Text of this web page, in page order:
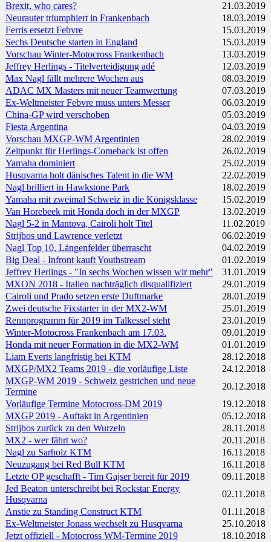
Brexit, who cares?
21.03.2019
Neurauter triumphiert in Frankenbach
18.03.2019
Ferris ersetzt Febvre
15.03.2019
Sechs Deutsche starten in England
15.03.2019
Vorschau Winter-Motocross Frankenbach
13.03.2019
Jeffrey Herlings - Titelverteidigung adé
12.03.2019
Max Nagl fällt mehrere Wochen aus
08.03.2019
ADAC MX Masters mit neuer Teamwertung
07.03.2019
Ex-Weltmeister Febvre muss unters Messer
06.03.2019
China-GP wird verschoben
05.03.2019
Fiesta Argentina
04.03.2019
Vorschau MXGP-WM Argentinien
28.02.2019
Zeitpunkt für Herlings-Comeback ist offen
26.02.2019
Yamaha dominiert
25.02.2019
Husqvarna holt dänisches Talent in die WM
22.02.2019
Nagl brilliert in Hawkstone Park
18.02.2019
Yamaha mit zweimal Schweiz in die Königsklasse
15.02.2019
Van Horebeek mit Honda doch in der MXGP
13.02.2019
Nagl 5-2 in Mantova, Cairoli holt Titel
11.02.2019
Strijbos und Lawrence verletzt
06.02.2019
Nagl Top 10, Längenfelder überrascht
04.02.2019
Big Deal - Infront kauft Youthstream
01.02.2019
Jeffrey Herlings - "In sechs Wochen wissen wir mehr"
31.01.2019
MXON 2018 - Italien nachträglich disqualifiziert
29.01.2019
Cairoli und Prado setzen erste Duftmarke
28.01.2019
Zwei deutsche Fixstarter in der MX2-WM
25.01.2019
Rennprogramm für 2019 im Talkessel steht
23.01.2019
Winter-Motocross Frankenbach am 17.03.
09.01.2019
Honda mit neuer Formation in die MX2-WM
01.01.2019
Liam Everts langfristig bei KTM
28.12.2018
MXGP/MX2 Teams 2019 - die vorläufige Liste
24.12.2018
MXGP-WM 2019 - Schweiz gestrichen und neue
Termine
20.12.2018
Vorläufige Termine Motocross-DM 2019
19.12.2018
MXGP 2019 - Auftakt in Argentinien
05.12.2018
Strijbos zurück zu den Wurzeln
28.11.2018
MX2 - wer fährt wo?
20.11.2018
Nagl zu Sarholz KTM
16.11.2018
Neuzugang bei Red Bull KTM
16.11.2018
Letzte OP geschafft - Tim Gajser bereit für 2019
09.11.2018
Jed Beaton unterschreibt bei Rockstar Energy
Husqvarna
02.11.2018
Anstie zu Standing Construct KTM
01.11.2018
Ex-Weltmeister Jonass wechselt zu Husqvarna
25.10.2018
Jetzt offiziell - Motocross WM-Termine 2019
18.10.2018